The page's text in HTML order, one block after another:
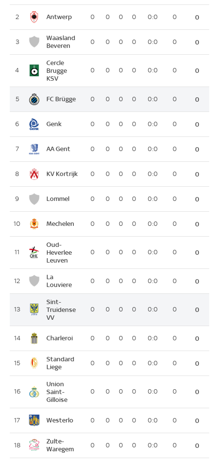
2 Antwerp 0 0 0 0 0:0 0 0
3
Waasland
Beveren
0 0 0 0 0:0 0 0
4
Cercle
Brugge
KSV
0 0 0 0 0:0 0 0
5 FC Brügge 0 0 0 0 0:0 0 0
6 Genk 0 0 0 0 0:0 0 0
7 AA Gent 0 0 0 0 0:0 0 0
8 KV Kortrijk 0 0 0 0 0:0 0 0
9 Lommel 0 0 0 0 0:0 0 0
10 Mechelen 0 0 0 0 0:0 0 0
11
Oud-
Heverlee
Leuven
0 0 0 0 0:0 0 0
12
La
Louviere
0 0 0 0 0:0 0 0
13
Sint-
Truidense
VV
0 0 0 0 0:0 0 0
14 Charleroi 0 0 0 0 0:0 0 0
15
Standard
Liege
0 0 0 0 0:0 0 0
16
Union
Saint-
Gilloise
0 0 0 0 0:0 0 0
17 Westerlo 0 0 0 0 0:0 0 0
18
Zulte-
Waregem
0 0 0 0 0:0 0 0